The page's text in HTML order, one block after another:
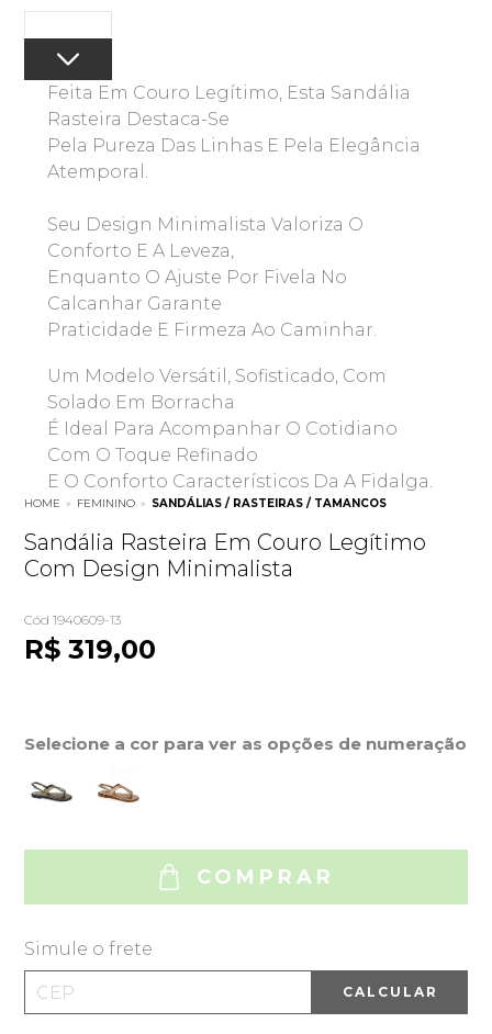
Feita Em Couro Legítimo, Esta Sandália
Rasteira Destaca-Se
Pela Pureza Das Linhas E Pela Elegância
Atemporal.
Seu Design Minimalista Valoriza O
Conforto E A Leveza,
Enquanto O Ajuste Por Fivela No
Calcanhar Garante
Praticidade E Firmeza Ao Caminhar.
Um Modelo Versátil, Sofisticado, Com
Solado Em Borracha
É Ideal Para Acompanhar O Cotidiano
Com O Toque Refinado
E O Conforto Característicos Da A Fidalga.
HOME » FEMININO » SANDÁLIAS / RASTEIRAS / TAMANCOS
Sandália Rasteira Em Couro Legítimo
Com Design Minimalista
Cód 1940609-13
R$ 319,00
Selecione a cor para ver as opções de numeração
COMPRAR
Simule o frete
CALCULAR